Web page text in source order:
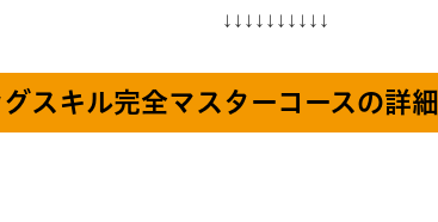
↓↓↓↓↓↓↓↓↓↓
スキル完全マスターコースの詳